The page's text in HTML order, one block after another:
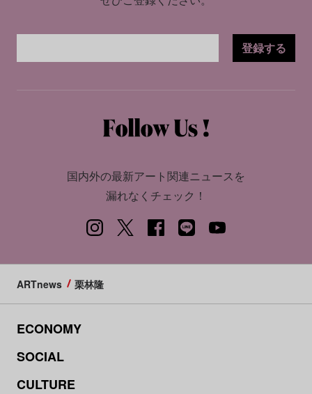
登録する
国内外の最新アート関連ニュースを
漏れなくチェック！
ARTnews 栗林隆
ECONOMY
SOCIAL
CULTURE